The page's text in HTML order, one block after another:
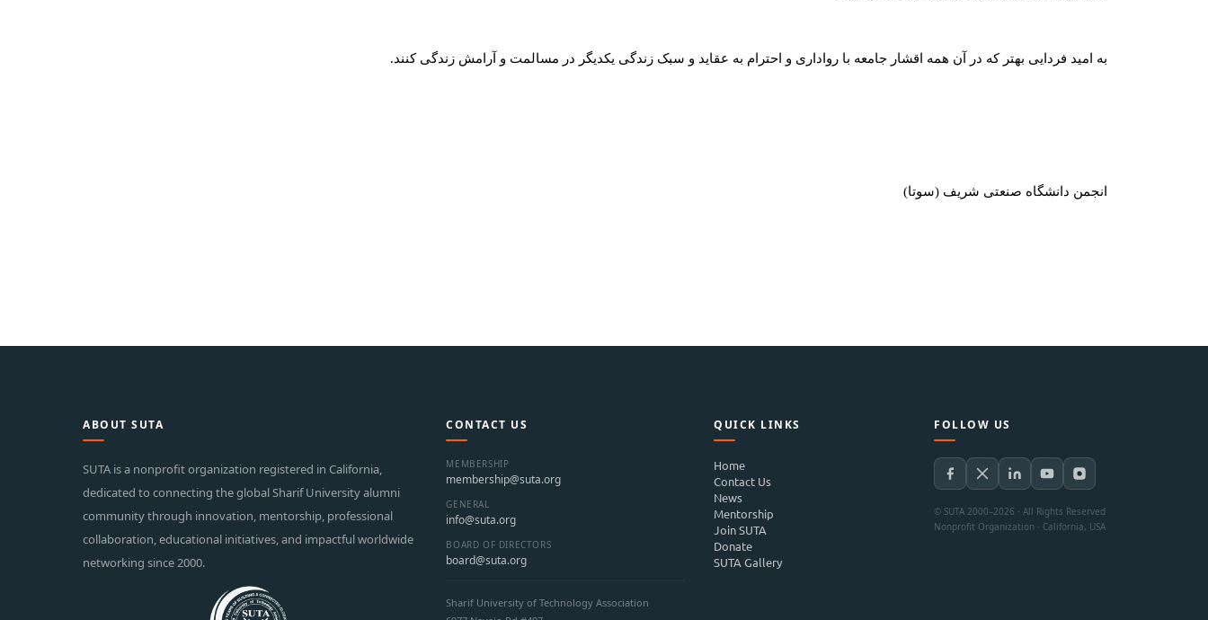
به امید ‌فردایی بهتر‌ که‌ در آن همه اقشار جامعه با رواداری و احترام به عقاید و سبک زندگی یکدیگر در مسالمت و آرامش زندگی کنند.
انجمن دانشگاه صنعتی شریف (سوتا)
ABOUT SUTA
SUTA is a nonprofit organization registered in California,
dedicated to connecting the global Sharif University alumni
community through innovation, mentorship, professional
collaboration, educational initiatives, and impactful worldwide
networking since 2000.
CONTACT US
MEMBERSHIP
membership@suta.org
GENERAL
info@suta.org
BOARD OF DIRECTORS
board@suta.org
Sharif University of Technology Association
QUICK LINKS
Home
Contact Us
News
Mentorship
Join SUTA
Donate
SUTA Gallery
FOLLOW US
© SUTA 2000–2026 · All Rights Reserved
Nonprofit Organization · California, USA